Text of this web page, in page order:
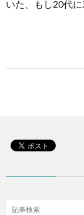
いた、もし20代